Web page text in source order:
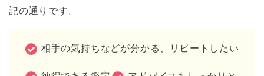
記の通りです。
相手の気持ちなどが分かる、リピートしたい